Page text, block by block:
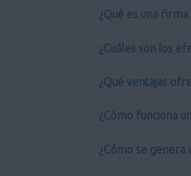
¿Qué es una firma
¿Cuáles son los
¿Qué ventajas
¿Cómo funciona
¿Cómo se genera